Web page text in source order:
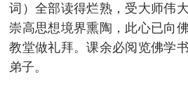
词）全部读得烂熟，受大师伟
崇高思想境界熏陶，此心已向
教堂做礼拜。课余必阅览佛学
弟子。